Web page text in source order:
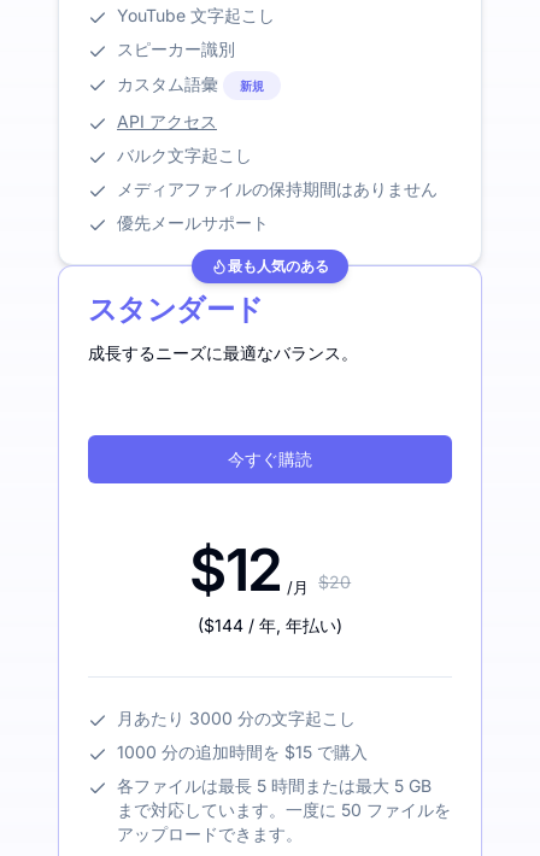
YouTube 文字起こし
スピーカー識別
カスタム語彙
新規
API アクセス
バルク文字起こし
メディアファイルの保持期間はありません
優先メールサポート
最も人気のある
スタンダード
成長するニーズに最適なバランス。
今すぐ購読
$12 /月 $20
($144 / 年, 年払い)
月あたり 3000 分の文字起こし
1000 分の追加時間を $15 で購入
各ファイルは最長 5 時間または最大 5 GB
まで対応しています。一度に 50 ファイルを
アップロードできます。